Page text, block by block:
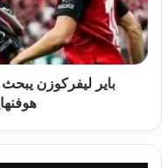
لنغمة
الاتنصارات
أمام
هوفنهايم
بالدوريباير ليفركوزن